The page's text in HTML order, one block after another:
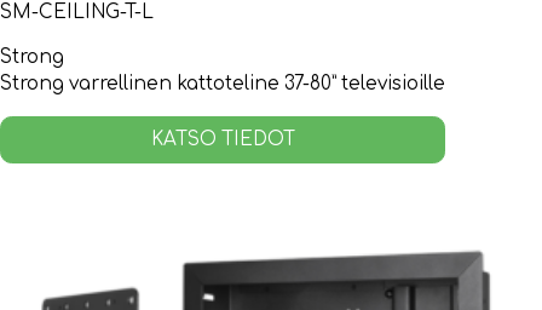
SM-CEILING-T-L
Strong
Strong varrellinen kattoteline 37-80” televisioille
KATSO TIEDOT